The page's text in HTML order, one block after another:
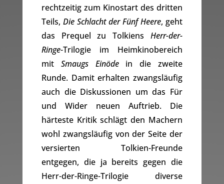
rechtzeitig zum Kinostart des dritten
Teils, Die Schlacht der Fünf Heere, geht
das Prequel zu TolkiensHerr-der-
Ringe-Trilogie im Heimkinobereich
mit Smaugs Einödein die zweite
Runde. Damit erhalten zwangsläufig
auch die Diskussionen um das Für
und Wider neuen Auftrieb. Die
härteste Kritik schlägt den Machern
wohl zwangsläufig von der Seite der
versierten Tolkien-Freunde
entgegen, die ja bereits gegen die
Herr-der-Ringe-Trilogie diverse